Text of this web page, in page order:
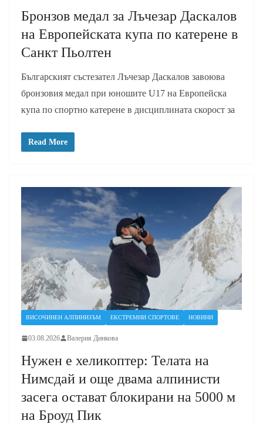
Бронзов медал за Лъчезар Даскалов
на Европейската купа по катерене в
Санкт Пьолтен
Българският състезател Лъчезар Даскалов завоюва
бронзовия медал при юношите U17 на Европейска
купа по спортно катерене в дисциплината скорост за
Read More
ВИСОЧИНЕН АЛПИНИЗЪМ ЕКСТРЕМНИ СПОРТОВЕ НОВИНИ
03.08.2026 Валерия Динкова
Нужен е хеликоптер: Телата на
Нимсдай и още двама алпинисти
засега остават блокирани на 5000 м
на Броуд Пик